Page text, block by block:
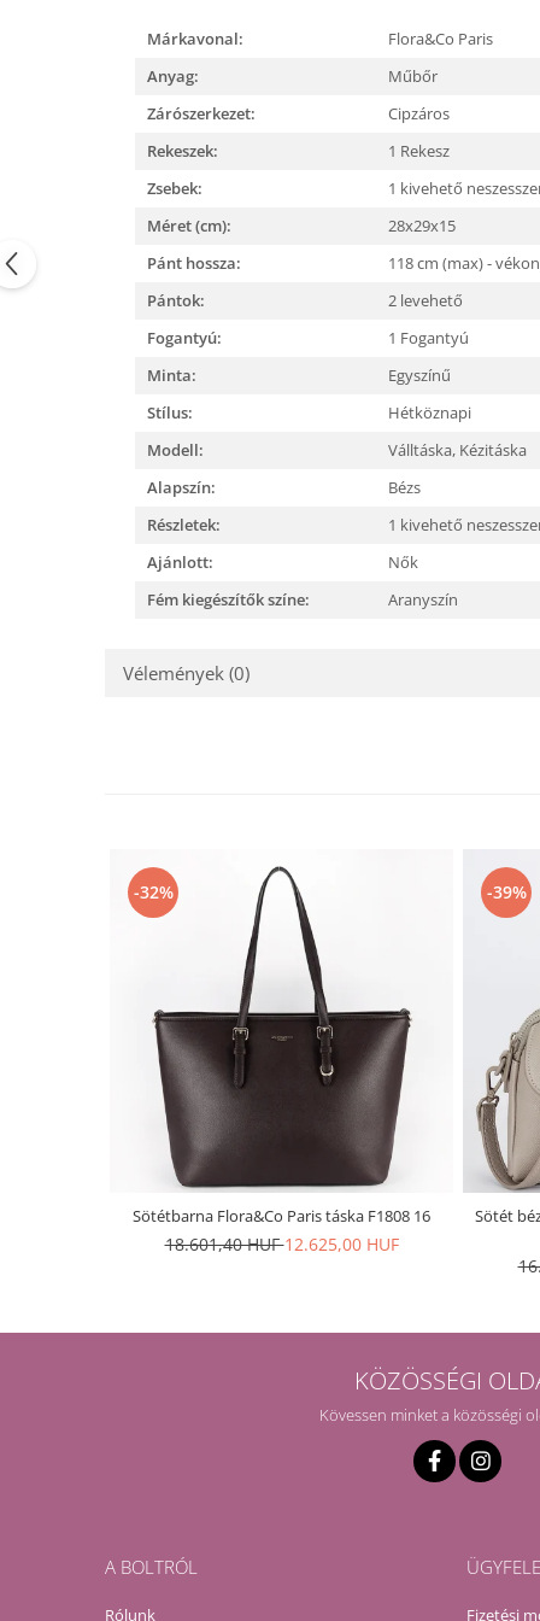
Márkavonal:
Flora&Co Paris
Anyag:
Műbőr
Zárószerkezet:
Cipzáros
Rekeszek:
1 Rekesz
Zsebek:
1 kivehető
Méret (cm):
28x29x15
Pánt hossza:
118 cm (max) -
Pántok:
2 levehető
Fogantyú:
1 Fogantyú
Minta:
Egyszínű
Stílus:
Hétköznapi
Modell:
Válltáska, Kézitáska
Alapszín:
Bézs
Részletek:
1 kivehető
Ajánlott:
Nők
Fém kiegészítők színe:
Aranyszín
Vélemények (0)
-32%
Sötétbarna Flora&Co Paris táska F1808 16
18.601,40 HUF12.625,00 HUF
-39%
Sötét
KÖZÖSSÉGI
Kövessen minket a közösségi
A BOLTRÓL
Rólunk Fizetési